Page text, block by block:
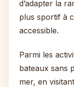
d’adapter la
plus sportif à
accessible.
Parmi les
bateaux sans
mer, en